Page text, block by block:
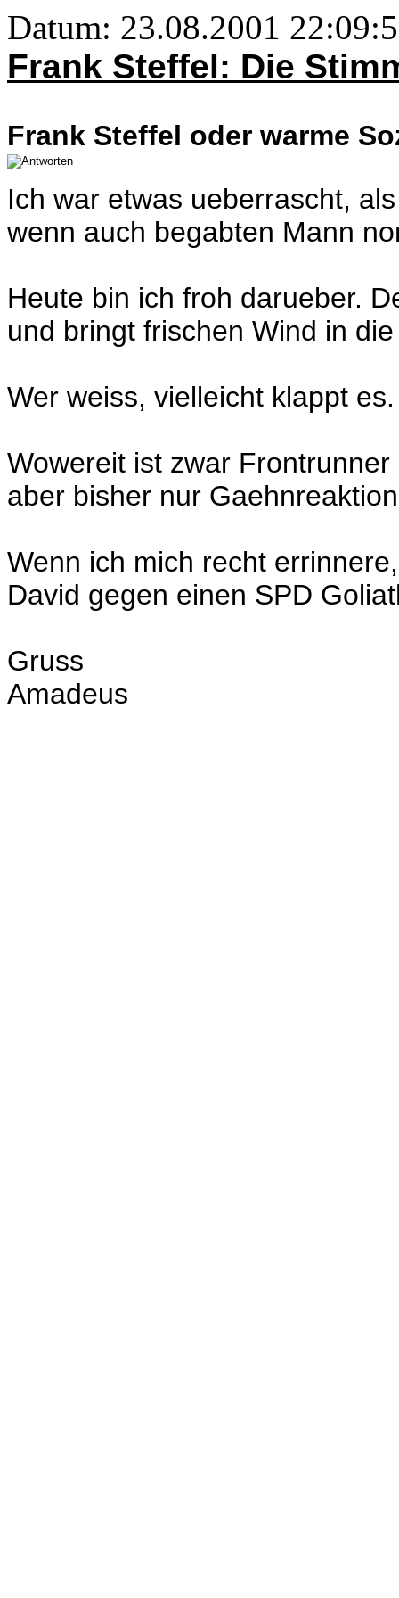
Datum: 23.08.2001
Frank Steffel: Die
Frank Steffel oder warme
Ich war etwas ueberrascht,
wenn auch begabten Mann
Heute bin ich froh darueber.
und bringt frischen Wind in
Wer weiss, vielleicht klappt es.
Wowereit ist zwar
aber bisher nur
Wenn ich mich recht
David gegen einen SPD
Gruss
Amadeus